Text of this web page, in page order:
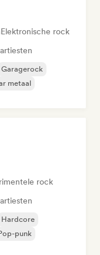
Elektronische rock
Garagerock
metaal
rock
Hardcore
punk